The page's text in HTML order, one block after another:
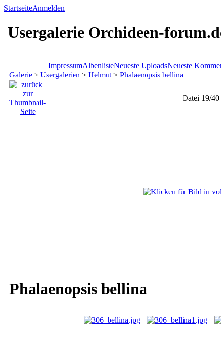
StartseiteAnmelden
Usergalerie Orchideen-
ImpressumAlbenlisteNeueste UploadsNeueste
Galerie > Usergalerien > Helmut > Phalaenopsis bellina
Datei 19/40
Phalaenopsis bellina